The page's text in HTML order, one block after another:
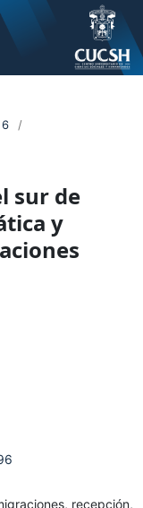
/
sur de
y
recepción,